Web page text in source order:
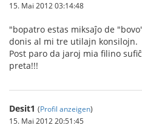
15. Mai 2012 03:14:48
"bopatro estas miksaĵo de
donis al mi tre utilajn konsilojn.
Post paro da jaroj mia filino
preta!!!
Desit1 (Profil anzeigen)
15. Mai 2012 20:51:45